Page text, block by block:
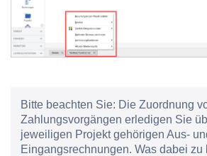
Bitte beachten Sie: Die Zuordnung
Zahlungsvorgängen erledigen Sie
jeweiligen Projekt gehörigen Aus-
Eingangsrechnungen. Was dabei zu